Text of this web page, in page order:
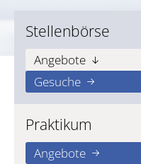
Stellenbörse
Angebote
Gesuche
Praktikum
Angebote